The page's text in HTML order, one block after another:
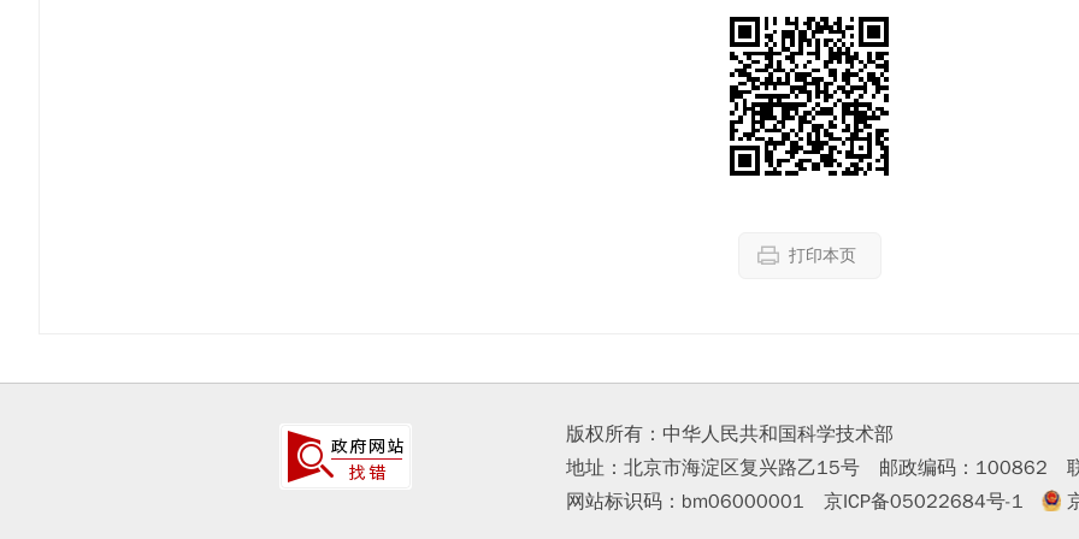
打印本页
版权所有：中华人民共和国科学技术部
地址：北京市海淀区复兴路乙15号 邮政编码：100862
网站标识码：bm06000001 京ICP备05022684号-1